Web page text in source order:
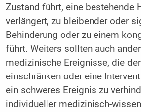
Zustand führt, eine bestehende
verlängert, zu bleibender oder
Behinderung oder zu einem
führt. Weiters sollten auch
medizinische Ereignisse, die
einschränken oder eine
ein schweres Ereignis zu
individueller medizinisch-